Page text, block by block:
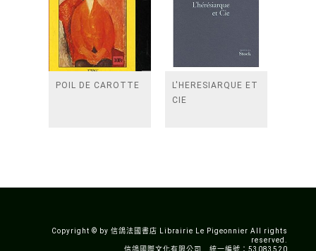
POIL DE CAROTTE
L'HERESIARQUE ET
CIE
Copyright © by 信鴿法國書店 Librairie Le Pigeonnier All rights
reserved.
信鴿國際文化有限公司 統一編號：53083520